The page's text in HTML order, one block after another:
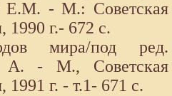
Е.М. - М.: Советская
1990 г.- 672 с.
мира/под ред.
А. - М., Советская
1991 г. - т.1- 671 с.